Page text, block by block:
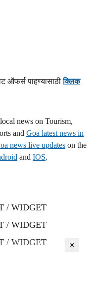
ऑफर्स पाहण्यासाठीक्लिक
news on Tourism,
and Goa latest news in
news live updates on the
and IOS.
/ WIDGET
/ WIDGET
/ WIDGET
×